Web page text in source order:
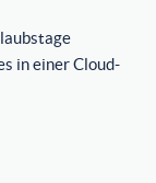
in einer Cloud-